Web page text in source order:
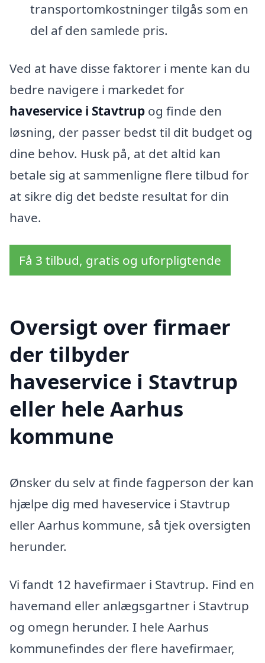
transportomkostninger tilgås som en
del af den samlede pris.
Ved at have disse faktorer i mente kan du
bedre navigere i markedet for
haveservice i Stavtrup og finde den
løsning, der passer bedst til dit budget og
dine behov. Husk på, at det altid kan
betale sig at sammenligne flere tilbud for
at sikre dig det bedste resultat for din
have.
Få 3 tilbud, gratis og uforpligtende
Oversigt over firmaer
der tilbyder
haveservice i Stavtrup
eller hele Aarhus
kommune
Ønsker du selv at finde fagperson der kan
hjælpe dig med haveservice i Stavtrup
eller Aarhus kommune, så tjek oversigten
herunder.
Vi fandt 12 havefirmaer i Stavtrup. Find en
havemand eller anlægsgartner i Stavtrup
og omegn herunder. I hele Aarhus
kommunefindes der flere havefirmaer,